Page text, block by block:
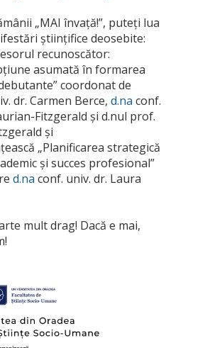
„MAI învață!”, puteți lua
științifice deosebite:
recunoscător:
asumată în formarea
coordonat de
dr. Carmen Berce, d.na conf.
Fitzgerald și d.nul prof.
și
„Planificarea strategică
și succes profesional”
d.na conf. univ. dr. Laura
mult drag! Dacă e mai,